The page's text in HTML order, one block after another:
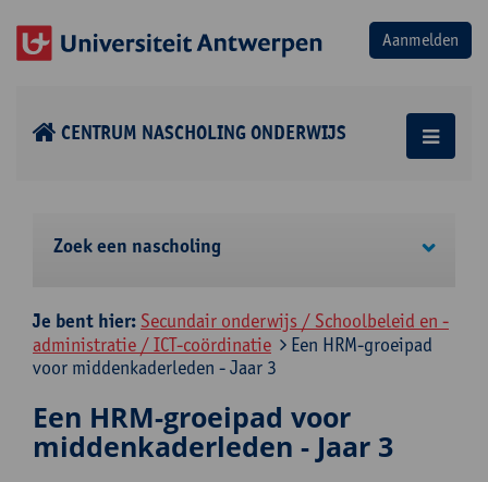
CENTRUM NASCHOLING ONDERWIJS
Zoek een nascholing
Je bent hier: Secundair onderwijs / Schoolbeleid en -
administratie / ICT-coördinatie
Een HRM-groeipad
voor middenkaderleden - Jaar 3
Een HRM-groeipad voor
middenkaderleden - Jaar 3